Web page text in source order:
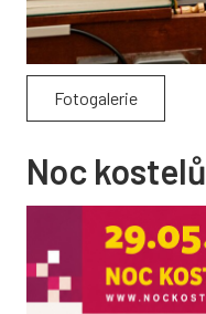
Fotogalerie
Noc kostelů